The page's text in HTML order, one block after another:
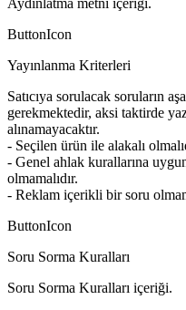
Aydınlatma metni içeriği.
ButtonIcon
Yayınlanma Kriterleri
Satıcıya sorulacak soruların
gerekmektedir, aksi taktirde
alınamayacaktır.
- Seçilen ürün ile alakalı
- Genel ahlak kurallarına
olmamalıdır.
- Reklam içerikli bir soru
ButtonIcon
Soru Sorma Kuralları
Soru Sorma Kuralları içeriği.